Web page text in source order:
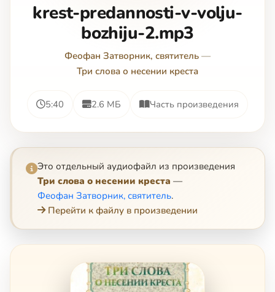
krest-predannosti-v-volju-
bozhiju-2.mp3
Феофан Затворник, святитель —
Три слова о несении креста
5:40 2.6 МБ Часть произведения
Это отдельный аудиофайл из произведения
Три слова о несении креста —
Феофан Затворник, святитель.
Перейти к файлу в произведении